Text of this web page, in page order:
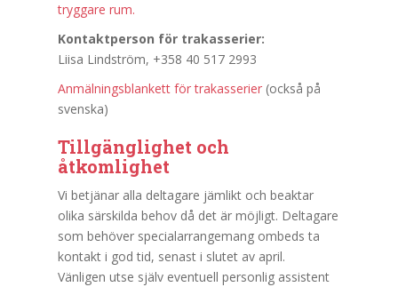
tryggare rum.
Kontaktperson för trakasserier:
Liisa Lindström, +358 40 517 2993
Anmälningsblankett för trakasserier (också på
svenska)
Tillgänglighet och
åtkomlighet
Vi betjänar alla deltagare jämlikt och beaktar
olika särskilda behov då det är möjligt. Deltagare
som behöver specialarrangemang ombeds ta
kontakt i god tid, senast i slutet av april.
Vänligen utse själv eventuell personlig assistent